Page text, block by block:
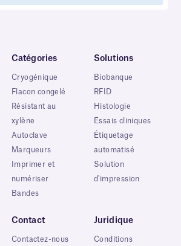
Catégories
Cryogénique
Flacon congelé
Résistant au
xylène
Autoclave
Marqueurs
Imprimer et
numériser
Bandes
Solutions
Biobanque
RFID
Histologie
Essais cliniques
Étiquetage
automatisé
Solution
d'impression
Contact
Contactez-nous
Juridique
Conditions